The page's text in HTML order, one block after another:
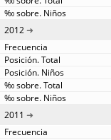
2012
2011